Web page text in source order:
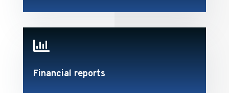

Financial reports